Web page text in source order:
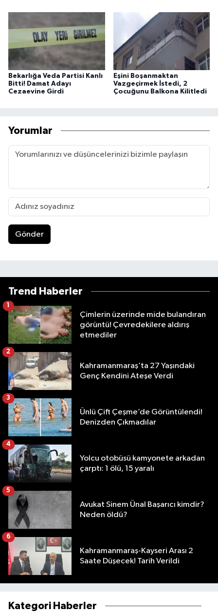
Bekarlığa Veda Partisi Kanlı
Bitti! Damat Adayı
Cezaevine Girdi
Eşini Boşanmaktan
Vazgeçirmek İstedi, 2
Çocuğunu Balkona Kilitledi
Yorumlar
Gönder
Trend Haberler
Çimlerin üzerinde mide bulandıran
görüntü! Çevredekilere aldırış
etmediler
1
Kahramanmaraş’ta 27 Yaşındaki
Genç Kendini Ateşe Verdi
2
Ünlü Çift Çeşme’de Görüntülendi!
Denizden Çıkmadılar
3
Yolcu otobüsü kamyonete arkadan
çarptı: 1 ölü, 15 yaralı
4
Avukat Sinem Ünal Başarıcı kimdir?
Neden öldü?
5
Kahramanmaraş-Kayseri Arası 2
Saate Düşecek! Tarih Verildi
6
Kategori Haberler